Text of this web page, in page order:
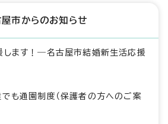
市からのお知らせ
します！―名古屋市結婚新生活応援
も通園制度（保護者の方へのご案